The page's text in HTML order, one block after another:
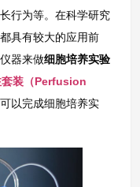
行为等。在科学研究
具有较大的应用前
器来做细胞培养实验
装（Perfusion
以完成细胞培养实